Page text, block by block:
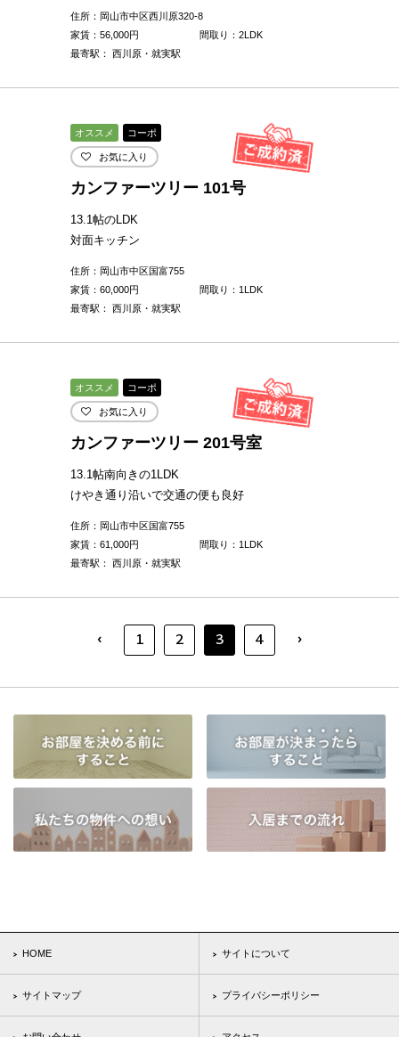
住所：岡山市中区西川原320-8
家賃： 56,000円
間取り：2LDK
最寄駅： 西川原・就実駅
オススメ コーポ
お気に入り
カンファーツリー 101号
13.1帖のLDK
対面キッチン
住所：岡山市中区国富755
家賃： 60,000円
間取り：1LDK
最寄駅： 西川原・就実駅
オススメ コーポ
お気に入り
カンファーツリー 201号室
13.1帖南向きの1LDK
けやき通り沿いで交通の便も良好
住所：岡山市中区国富755
家賃： 61,000円
間取り：1LDK
最寄駅： 西川原・就実駅
‹ 1 2 3 4 ›
HOME サイトについて
サイトマップ プライバシーポリシー